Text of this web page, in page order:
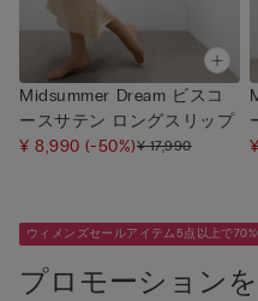
Midsummer Dream ビスコ
ースサテン ロングスリップ
¥ 8,990(-50%)¥ 17,990
ウィメンズセールアイテム5点以上で
プロモーション